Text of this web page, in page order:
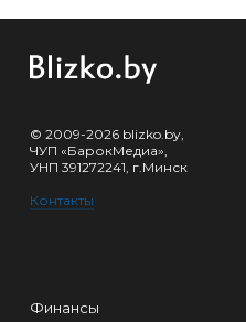
© 2009-2026 blizko.by,
ЧУП «БарокМедиа»,
УНП 391272241, г.Минск
Контакты
Финансы